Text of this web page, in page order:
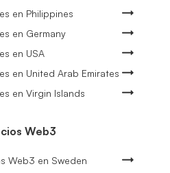
en Philippines
en Germany
en USA
en United Arab Emirates
en Virgin Islands
Web3
Web3 en Sweden